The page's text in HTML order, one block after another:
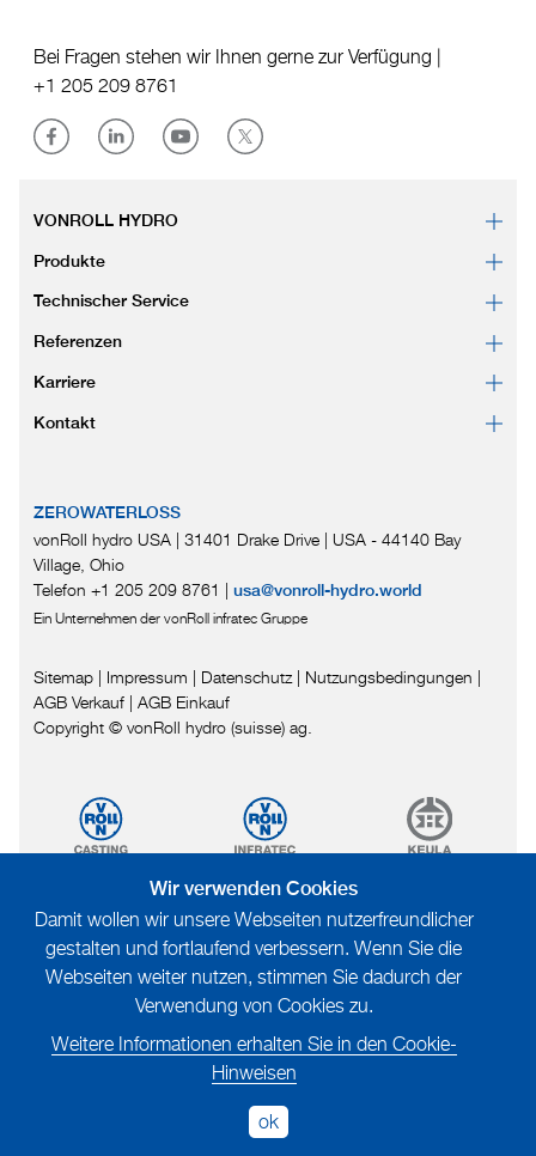
Bei Fragen stehen wir Ihnen gerne zur Verfügung |
+1 205 209 8761
VONROLL HYDRO
Produkte
Technischer Service
Referenzen
Karriere
Kontakt
ZEROWATERLOSS
vonRoll hydro USA | 31401 Drake Drive | USA - 44140 Bay
Village, Ohio
Telefon +1 205 209 8761 | usa@vonroll-hydro.world
Ein Unternehmen der vonRoll infratec Gruppe
Sitemap | Impressum | Datenschutz | Nutzungsbedingungen |
AGB Verkauf | AGB Einkauf
Copyright © vonRoll hydro (suisse) ag.
Wir verwenden Cookies
Damit wollen wir unsere Webseiten nutzerfreundlicher
gestalten und fortlaufend verbessern. Wenn Sie die
Webseiten weiter nutzen, stimmen Sie dadurch der
Verwendung von Cookies zu.
Weitere Informationen erhalten Sie in den Cookie-
Hinweisen
ok